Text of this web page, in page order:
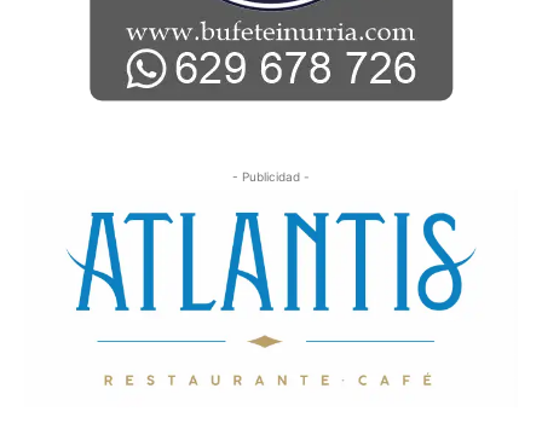
- Publicidad -